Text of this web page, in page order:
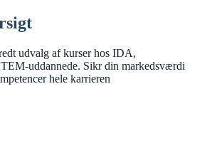
udvalg af kurser hos IDA,
uddannede. Sikr din markedsværdi
hele karrieren